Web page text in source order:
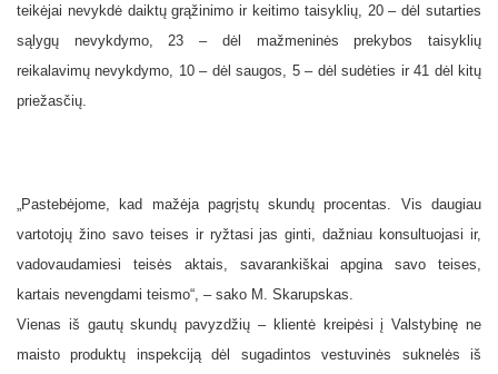
teikėjai nevykdė daiktų grąžinimo ir keitimo taisyklių, 20 – dėl sutarties
sąlygų nevykdymo, 23 – dėl mažmeninės prekybos taisyklių
reikalavimų nevykdymo, 10 – dėl saugos, 5 – dėl sudėties ir 41 dėl kitų
priežasčių.
„Pastebėjome, kad mažėja pagrįstų skundų procentas. Vis daugiau
vartotojų žino savo teises ir ryžtasi jas ginti, dažniau konsultuojasi ir,
vadovaudamiesi teisės aktais, savarankiškai apgina savo teises,
kartais nevengdami teismo“, – sako M. Skarupskas.
Vienas iš gautų skundų pavyzdžių – klientė kreipėsi į Valstybinę ne
maisto produktų inspekciją dėl sugadintos vestuvinės suknelės iš